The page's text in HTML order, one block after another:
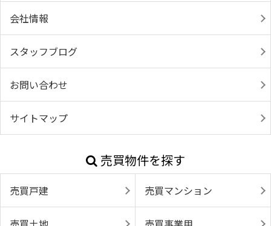
会社情報
スタッフブログ
お問い合わせ
サイトマップ
売買物件を探す
売買戸建 売買マンション